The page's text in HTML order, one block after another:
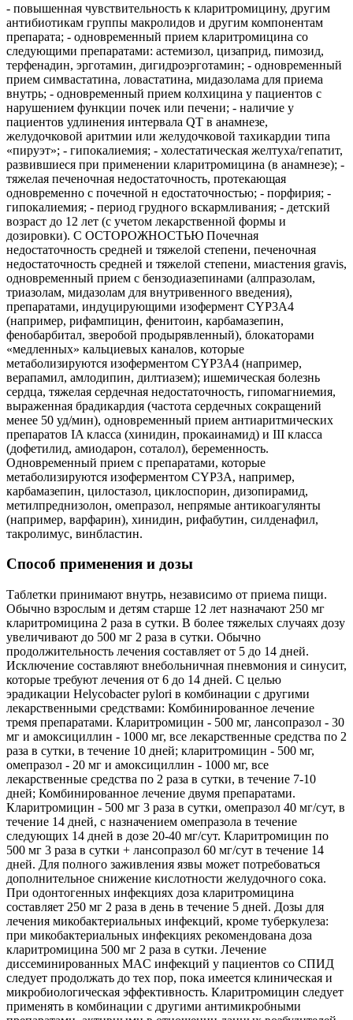
- повышенная чувствительность к кларитромицину, другим
антибиотикам группы макролидов и другим компонентам
препарата; - одновременный прием кларитромицина со
следующими препаратами: астемизол, цизаприд, пимозид,
терфенадин, эрготамин, дигидроэрготамин; - одновременный
прием симвастатина, ловастатина, мидазолама для приема
внутрь; - одновременный прием колхицина у пациентов с
нарушением функции почек или печени; - наличие у
пациентов удлинения интервала QT в анамнезе,
желудочковой аритмии или желудочковой тахикардии типа
«пируэт»; - гипокалиемия; - холестатическая желтуха/гепатит,
развившиеся при применении кларитромицина (в анамнезе); -
тяжелая печеночная недостаточность, протекающая
одновременно с почечной н едостаточностью; - порфирия; -
гипокалиемия; - период грудного вскармливания; - детский
возраст до 12 лет (с учетом лекарственной формы и
дозировки). С ОСТОРОЖНОСТЬЮ Почечная
недостаточность средней и тяжелой степени, печеночная
недостаточность средней и тяжелой степени, миастения gravis,
одновременный прием с бензодиазепинами (алпразолам,
триазолам, мидазолам для внутривенного введения),
препаратами, индуцирующими изофермент CYP3A4
(например, рифампицин, фенитоин, карбамазепин,
фенобарбитал, зверобой продырявленный), блокаторами
«медленных» кальциевых каналов, которые
метаболизируются изоферментом CYP3A4 (например,
верапамил, амлодипин, дилтиазем); ишемическая болезнь
сердца, тяжелая сердечная недостаточность, гипомагниемия,
выраженная брадикардия (частота сердечных сокращений
менее 50 уд/мин), одновременный прием антиаритмических
препаратов IA класса (хинидин, прокаинамид) и III класса
(дофетилид, амиодарон, соталол), беременность.
Одновременный прием с препаратами, которые
метаболизируются изоферментом CYP3A, например,
карбамазепин, цилостазол, циклоспорин, дизопирамид,
метилпреднизолон, омепразол, непрямые антикоагулянты
(например, варфарин), хинидин, рифабутин, силденафил,
такролимус, винбластин.
Способ применения и дозы
Таблетки принимают внутрь, независимо от приема пищи.
Обычно взрослым и детям старше 12 лет назначают 250 мг
кларитромицина 2 раза в сутки. В более тяжелых случаях дозу
увеличивают до 500 мг 2 раза в сутки. Обычно
продолжительность лечения составляет от 5 до 14 дней.
Исключение составляют внебольничная пневмония и синусит,
которые требуют лечения от 6 до 14 дней. С целью
эрадикации Helycobacter pylori в комбинации с другими
лекарственными средствами: Комбинированное лечение
тремя препаратами. Кларитромицин - 500 мг, лансопразол - 30
мг и амоксициллин - 1000 мг, все лекарственные средства по 2
раза в сутки, в течение 10 дней; кларитромицин - 500 мг,
омепразол - 20 мг и амоксициллин - 1000 мг, все
лекарственные средства по 2 раза в сутки, в течение 7-10
дней; Комбинированное лечение двумя препаратами.
Кларитромицин - 500 мг 3 раза в сутки, омепразол 40 мг/сут, в
течение 14 дней, с назначением омепразола в течение
следующих 14 дней в дозе 20-40 мг/сут. Кларитромицин по
500 мг 3 раза в сутки + лансопразол 60 мг/сут в течение 14
дней. Для полного заживления язвы может потребоваться
дополнительное снижение кислотности желудочного сока.
При одонтогенных инфекциях доза кларитромицина
составляет 250 мг 2 раза в день в течение 5 дней. Дозы для
лечения микобактериальных инфекций, кроме туберкулеза:
при микобактериальных инфекциях рекомендована доза
кларитромицина 500 мг 2 раза в сутки. Лечение
диссеминированных MAC инфекций у пациентов со СПИД
следует продолжать до тех пор, пока имеется клиническая и
микробиологическая эффективность. Кларитромицин следует
применять в комбинации с другими антимикробными